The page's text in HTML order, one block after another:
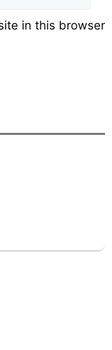
in this browser